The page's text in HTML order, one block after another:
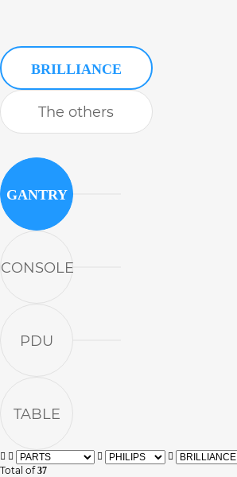
BRILLIANCE
The others
GANTRY
CONSOLE
PDU
TABLE
Total of37